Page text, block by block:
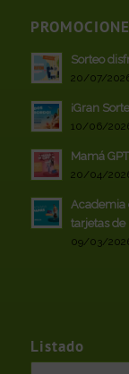
Sorteo
20/07/
¡Gran
10/06/
Mamá
20/04/
Academia
tarjetas de
09/03/
Listado